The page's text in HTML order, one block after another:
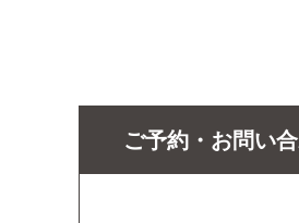
ご予約・お問い